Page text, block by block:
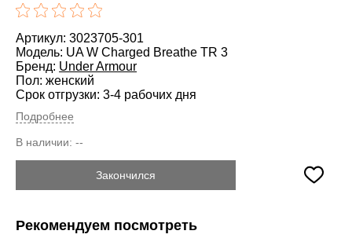
Артикул: 3023705-301
Модель: UA W Charged Breathe TR 3
Бренд: Under Armour
Пол: женский
Срок отгрузки: 3-4 рабочих дня
Подробнее
В наличии: --
Закончился
Рекомендуем посмотреть